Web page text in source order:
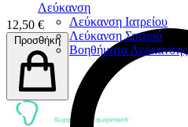
Λεύκανση
Λεύκανση Ιατρείου
Λεύκανση Σπιτιού
Βοηθήματα Λεύκανσης
12,50 €
Προσθήκη